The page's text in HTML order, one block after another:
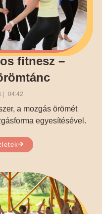
fitnesz –
04:42
a mozgás örömét
egyesítésével.